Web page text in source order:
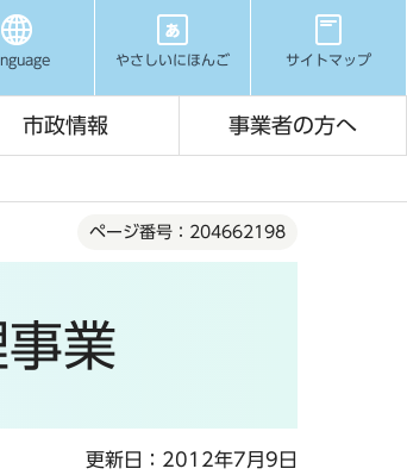
やさしいにほんご サイトマップ
市政情報 事業者の方へ
ページ番号：204662198
業
更新日：2012年7月9日